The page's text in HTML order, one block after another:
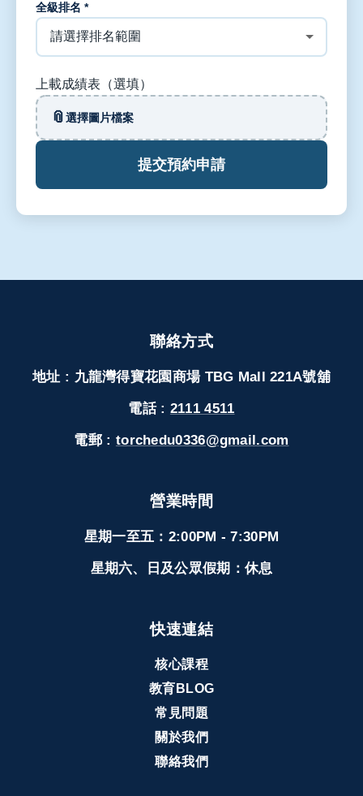
全級排名 *
上載成績表（選填）
📎選擇圖片檔案
提交預約申請
聯絡方式
地址 : 九龍灣得寶花園商場 TBG Mall 221A號舖
電話 : 2111 4511
電郵 : torchedu0336@gmail.com
營業時間
星期一至五：2:00PM - 7:30PM
星期六、日及公眾假期：休息
快速連結
核心課程
教育BLOG
常見問題
關於我們
聯絡我們